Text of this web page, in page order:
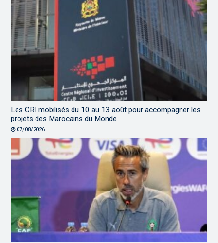
Les CRI mobilisés du 10 au 13 août pour accompagner les
projets des Marocains du Monde
07/08/2026